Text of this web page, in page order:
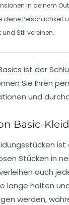
in deinem
deine Persönlichkeit
und Stil vereinen.
ist der
Sie Ihren
und
Basic-
ist
Stücken in
auch
lange halten
werden,